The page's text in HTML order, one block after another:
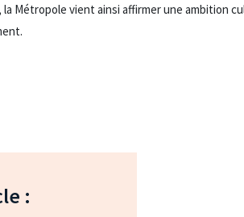
la Métropole vient ainsi affirmer une ambition
: